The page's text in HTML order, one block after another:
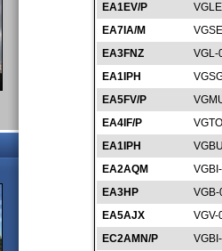
EA1EV/P
EA7IA/M
EA3FNZ
VGL-
EA1IPH
EA5FV/P
EA4IF/P
EA1IPH
EA2AQM
EA3HP
EA5AJX
VGV-
EC2AMN/P